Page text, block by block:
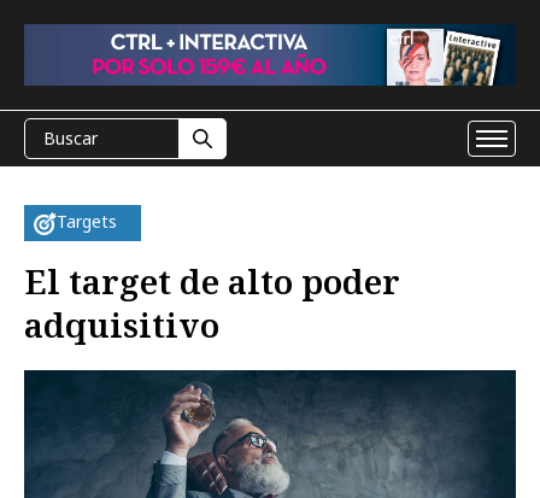
Targets
El target de alto poder
adquisitivo